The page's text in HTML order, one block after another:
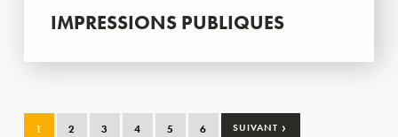
IMPRESSIONS PUBLIQUES
1 2 3 4 5 6 SUIVANT ›